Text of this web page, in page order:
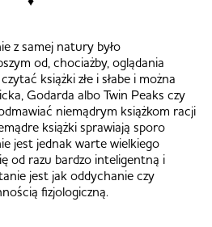
z samej natury było
od, chociażby, oglądania
książki złe i słabe i można
Godarda albo Twin Peaks czy
niemądrym książkom racji
książki sprawiają sporo
jest jednak warte wielkiego
od razu bardzo inteligentną i
jest jak oddychanie czy
fizjologiczną.